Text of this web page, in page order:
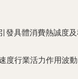
發具體消費熱誠度
度行業活力作用波